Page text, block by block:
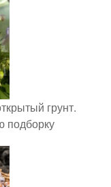
грунт.
подборку